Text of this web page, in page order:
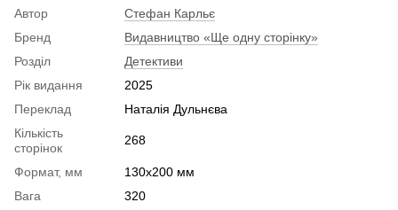
Автор
Стефан Карльє
Бренд
Видавництво «Ще одну сторінку»
Розділ
Детективи
Рік видання
2025
Переклад
Наталія Дульнєва
Кількість
сторінок
268
Формат, мм
130х200 мм
Вага
320